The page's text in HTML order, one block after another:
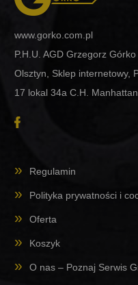
www.gorko.com.pl
P.H.U. AGD Grzegorz Górko
Olsztyn, Sklep internetowy,
17 lokal 34a C.H. Manhattan
Regulamin
Polityka prywatności i
Oferta
Koszyk
O nas – Poznaj Serwis